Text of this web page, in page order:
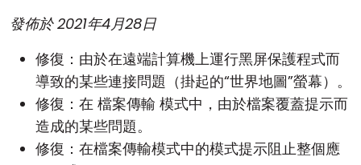
發佈於2021年4月28日
修復：由於在遠端計算機上運行黑屏保護程式而
導致的某些連接問題（掛起的“世界地圖”螢幕）。
修復：在 檔案傳輸 模式中，由於檔案覆蓋提示而
造成的某些問題。
修復：在檔案傳輸模式中的模式提示阻止整個應